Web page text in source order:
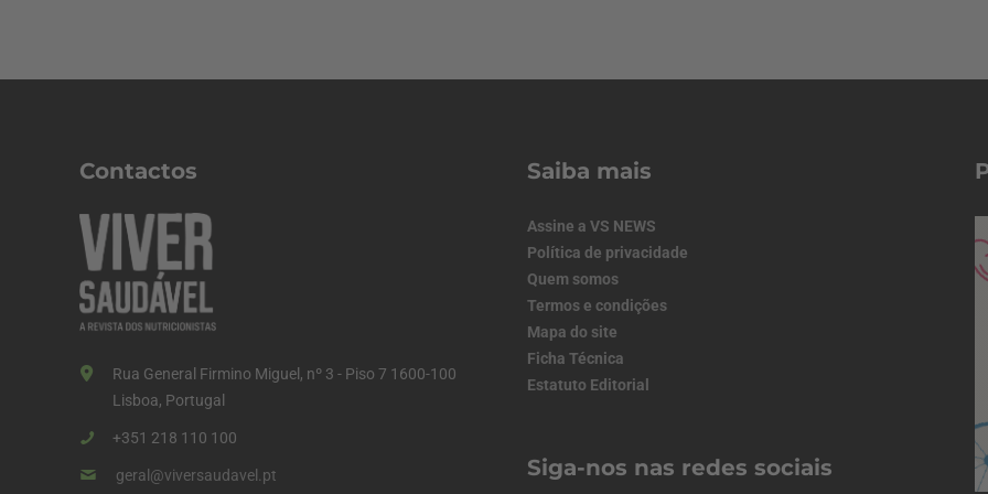
Contactos
Rua General Firmino Miguel, nº 3 - Piso 7 1600-100
Lisboa, Portugal
+351 218 110 100
geral@viversaudavel.pt
Saiba mais
Assine a VS NEWS
Política de privacidade
Quem somos
Termos e condições
Mapa do site
Ficha Técnica
Estatuto Editorial
Siga-nos nas redes sociais